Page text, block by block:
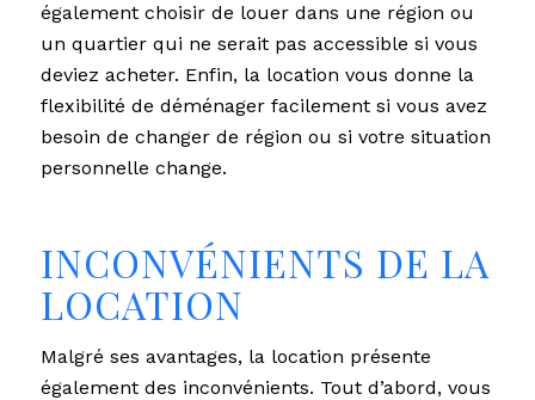
également choisir de louer dans une région ou
un quartier qui ne serait pas accessible si vous
deviez acheter. Enfin, la location vous donne la
flexibilité de déménager facilement si vous avez
besoin de changer de région ou si votre situation
personnelle change.
INCONVÉNIENTS DE LA
LOCATION
Malgré ses avantages, la location présente
également des inconvénients. Tout d’abord, vous